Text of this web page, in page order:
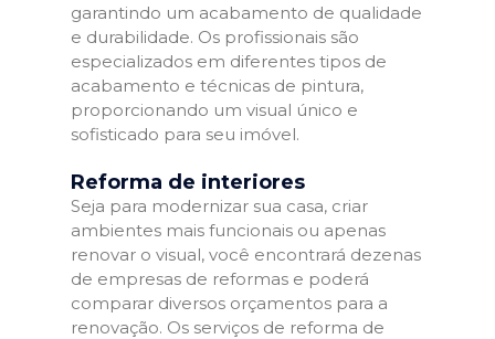
garantindo um acabamento de qualidade
e durabilidade. Os profissionais são
especializados em diferentes tipos de
acabamento e técnicas de pintura,
proporcionando um visual único e
sofisticado para seu imóvel.
Reforma de interiores
Seja para modernizar sua casa, criar
ambientes mais funcionais ou apenas
renovar o visual, você encontrará dezenas
de empresas de reformas e poderá
comparar diversos orçamentos para a
renovação. Os serviços de reforma de